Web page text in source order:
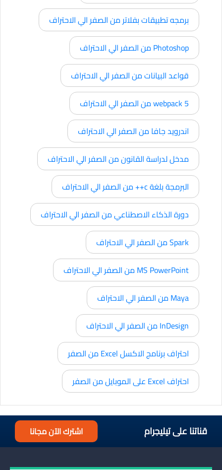
برمجه تطبيقات بفلاتر من الصفر الي الاحتراف
Photoshop من الصفر الي الاحتراف
قواعد البيانات من الصفر الي الاحتراف
webpack 5 من الصفر الي الاحتراف
اندرويد جافا من الصفر الي الاحتراف
مدخل لدراسة القانون من الصفر الي الاحتراف
البرمجة بلغة c++ من الصفر الي الاحتراف
دورة الذكاء الاصطناعي من الصفر الي الاحتراف
Spark من الصفر الي الاحتراف
MS PowerPoint من الصفر الي الاحتراف
Maya من الصفر الي الاحتراف
InDesign من الصفر الي الاحتراف
احتراف برنامج الاكسل Excel من الصفر
احتراف Excel على الموبايل من الصفر
قناتنا على تيليجرام اشترك الآن مجانا